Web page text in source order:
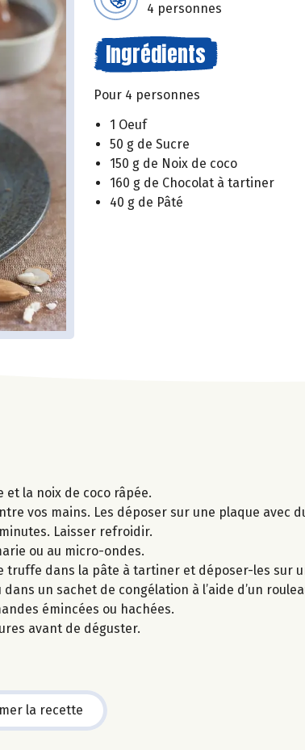
4 personnes
Ingrédients
Pour 4 personnes
1 Oeuf
50 g de Sucre
150 g de Noix de coco
160 g de Chocolat à tartiner
40 g de Pâté
et la noix de coco râpée.
vos mains. Les déposer sur une plaque avec
Laisser refroidir.
ou au micro-ondes.
truffe dans la pâte à tartiner et déposer-les sur
un sachet de congélation à l’aide d’un
émincées ou hachées.
avant de déguster.
la recette